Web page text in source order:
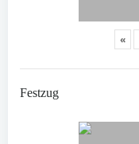
«
Festzug